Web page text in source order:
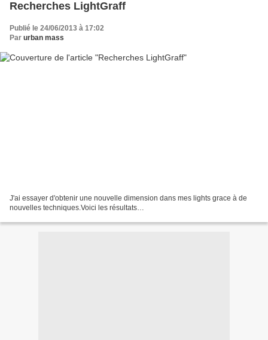
Recherches LightGraff
Publié le 24/06/2013 à 17:02
Par urban mass
J'ai essayer d'obtenir une nouvelle dimension dans mes lights grace à de
nouvelles techniques.Voici les résultats…